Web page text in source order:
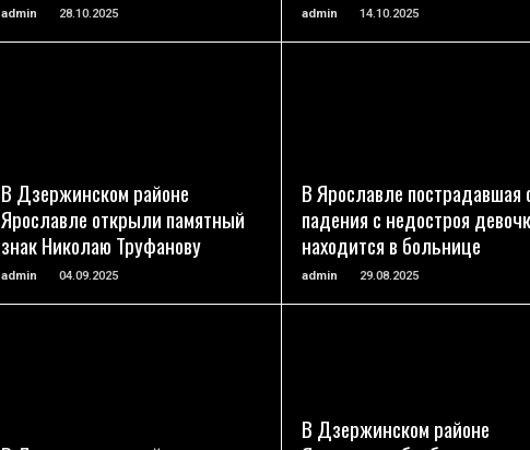
admin 28.10.2025 admin 14.10.2025
В Дзержинском районе
Ярославле открыли памятный
знак Николаю Труфанову
admin 04.09.2025
В Ярославле пострадавшая
падения с недостроя
находится в больнице
admin 29.08.2025
В Дзержинском районе